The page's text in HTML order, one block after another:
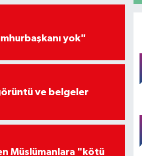
yok"
ve belgeler
Müslümanlara "kötü